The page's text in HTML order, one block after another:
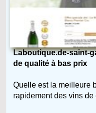
Laboutique.de-saint-
de qualité à bas prix
Quelle est la meilleure
rapidement des vins de